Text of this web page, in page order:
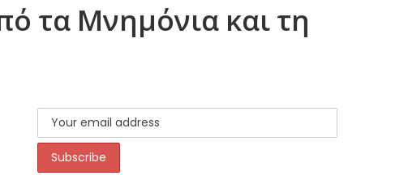
τα Μνημόνια και τη